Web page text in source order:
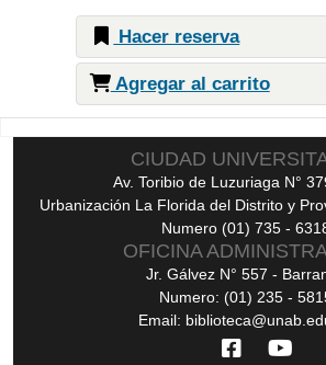
Hacer reserva
Agregar al carrito
CIUDAD
Av. Toribio de Luzuriaga N°
Urbanización La Florida del Distrito y
Numero (01) 735 -
OFICINA
Jr. Gálvez N° 557 -
Numero: (01) 235 -
Email: